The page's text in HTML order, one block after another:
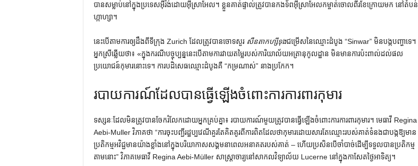
បានសម្លាប់នៅក្នុងប្រទេសអ៊ីរ៉ង់ដោយអ៊ីស្រាអែល។ ខ្លួន​គាត់​ផ្ទាល់​ត្រូវ​បាន​កងទ័ព​អ៊ីស្រាអែល​កម្ចាត់​ចោល​ពីរ​ខែ​ក្រោយ​មក នៅ​តំបន់​
ហ្កាហ្សា។
នេះ​បើ​តាម​ការ​ឲ្យ​ដឹង​ពី​ទីក្រុង Zurich ដែល​ត្រូវ​បាន​ចោទ​សួរ​ សឺនតាកហ្សីទុងជម្រើសនៃឈ្មោះដំបូង “Sinwar” មិនបង្កបញ្ហាទេ។
អ្នក​ស្រី​ឆ្លើយ​ថា​៖ «​ក្នុង​ករណី​បច្ចុប្បន្ន​នេះ​បើ​តាម​ការ​វាយ​តម្លៃ​របស់​ការិយាល័យ​អត្រានុកូលដ្ឋាន​ មិន​មាន​ការ​ប៉ះពាល់​ដល់​ផល
ប្រយោជន៍​កុមារ​នោះ​ទេ។ ការបដិសេធឈ្មោះដំបូងគឺ “កម្រណាស់” នាងប្រកែក។
របាយការណ៍ដែលបានធ្វើឡើងចំពោះការការពារកុមារ
ទស្សនៈដែលមិនត្រូវបានចែករំលែកដោយអ្នកគ្រប់គ្នា៖ របាយការណ៍មួយត្រូវបានធ្វើឡើងចំពោះការការពារកុមារ។ មេធាវី Regina
Aebi-Muller វិភាគថា “ការចុះបញ្ជីរដ្ឋប្បវេណីគួរតែគិតគូរពីការពិតដែលថាកុមារដោយសារតែឈ្មោះរបស់គាត់ទំនងជាបង្កឱ្យមាន
ប្រតិកម្មអវិជ្ជមានយ៉ាងខ្លាំងនៅក្នុងបរិយាកាសសង្គមនាពេលអនាគតរបស់គាត់ – ហើយប្រសិនបើចាំបាច់ដើម្បីទទួលបានប្រតិកម្ម
តាមនោះ” វិភាគមេធាវី Regina Aebi-Müller សាស្ត្រាចារ្យនៅសាកលវិទ្យាល័យ Lucerne នៅក្នុងកាសែតថ្ងៃអាទិត្យ។